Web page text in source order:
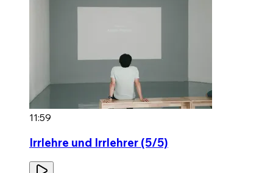
11:59
Irrlehre und Irrlehrer (5/5)